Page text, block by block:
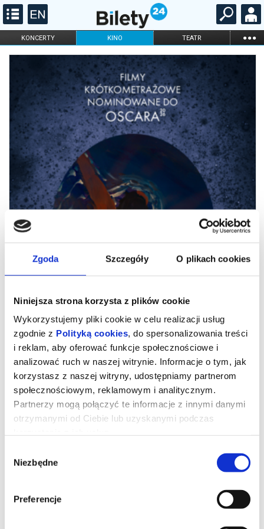
Zgoda Szczegóły O plikach cookies
Niniejsza strona korzysta z plików cookie
Wykorzystujemy pliki cookie w celu realizacji usług
zgodnie z Polityką cookies, do spersonalizowania treści
i reklam, aby oferować funkcje społecznościowe i
analizować ruch w naszej witrynie. Informacje o tym, jak
korzystasz z naszej witryny, udostępniamy partnerom
społecznościowym, reklamowym i analitycznym.
Partnerzy mogą połączyć te informacje z innymi danymi
otrzymanymi od Ciebie lub uzyskanymi podczas
zgody
Niezbędne
Preferencje
KONCERTY KINO TEATR ...
FILHARMONIA OPERA I BALET
ONLINE KARNETY
15. MFFA Animocje - Filmy
krótkometrażowe nominowane do
Oscara 2026:Animacje, 14+
Filmy krótkometrażowe nominowane do Oscara znowu w kinach!
Oscary przyznawane przez Amerykańską Akademię Filmową